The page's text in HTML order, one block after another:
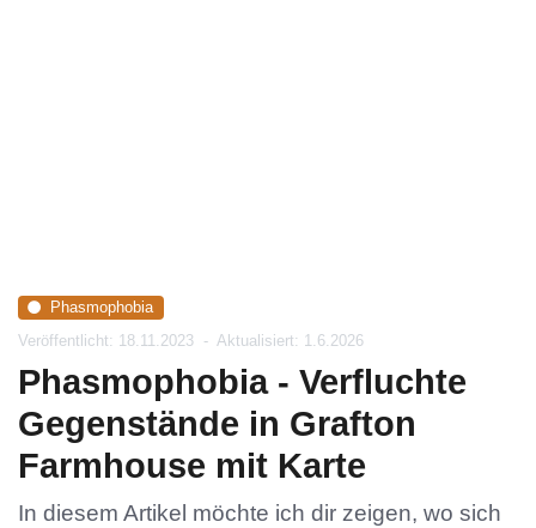
Phasmophobia
Veröffentlicht: 18.11.2023 - Aktualisiert: 1.6.2026
Phasmophobia - Verfluchte
Gegenstände in Grafton
Farmhouse mit Karte
In diesem Artikel möchte ich dir zeigen, wo sich